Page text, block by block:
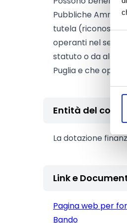
del
Pubbliche
tutela
operanti nel
statuto o da altro
Puglia e che
Entità del
La dotazione
Link e
Pagina web per
Bando